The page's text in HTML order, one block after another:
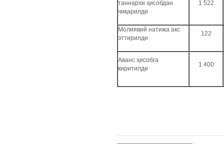
таннархи ҳисобдан
чиқарилди
1 522
Молиявий натижа акс
эттирилди
122
Аванс ҳисобга
киритилди
1 400